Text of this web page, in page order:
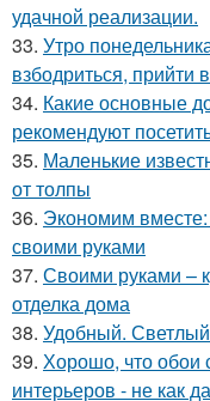
удачной реализации.
33. Утро
взбодриться, прийти
34. Какие основные
рекомендуют
35. Маленькие
от толпы
36. Экономим
своими руками
37. Своими руками –
отделка дома
38. Удобный.
39. Хорошо, что обои
интерьеров - не как